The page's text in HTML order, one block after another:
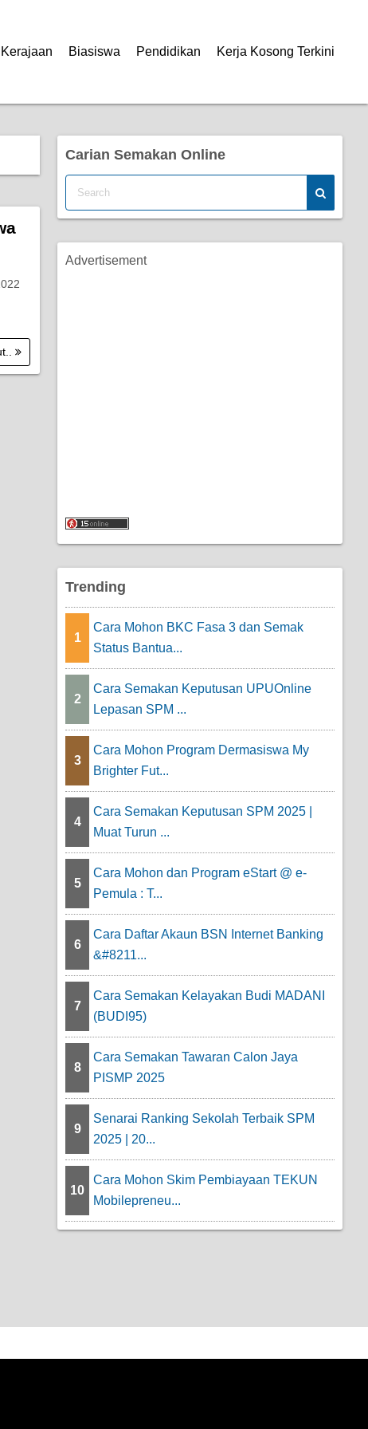
Biasiswa Pendidikan Kerja Kosong Terkini
Carian Semakan Online
Advertisement
Trending
1
Cara Mohon BKC Fasa 3 dan Semak
Status Bantua...
2
Cara Semakan Keputusan UPUOnline
Lepasan SPM ...
3
Cara Mohon Program Dermasiswa My
Brighter Fut...
4
Cara Semakan Keputusan SPM 2025 |
Muat Turun ...
5
Cara Mohon dan Program eStart @ e-
Pemula : T...
6
Cara Daftar Akaun BSN Internet Banking
&#8211...
7
Cara Semakan Kelayakan Budi MADANI
(BUDI95)
8
Cara Semakan Tawaran Calon Jaya
PISMP 2025
9
Senarai Ranking Sekolah Terbaik SPM
2025 | 20...
10
Cara Mohon Skim Pembiayaan TEKUN
Mobilepreneu...